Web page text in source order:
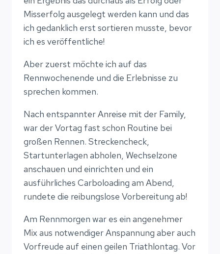
Misserfolg ausgelegt werden kann und das
ich gedanklich erst sortieren musste, bevor
ich es veröffentliche!
Aber zuerst möchte ich auf das
Rennwochenende und die Erlebnisse zu
sprechen kommen.
Nach entspannter Anreise mit der Family,
war der Vortag fast schon Routine bei
großen Rennen. Streckencheck,
Startunterlagen abholen, Wechselzone
anschauen und einrichten und ein
ausführliches Carboloading am Abend,
rundete die reibungslose Vorbereitung ab!
Am Rennmorgen war es ein angenehmer
Mix aus notwendiger Anspannung aber auch
Vorfreude auf einen geilen Triathlontag. Vor